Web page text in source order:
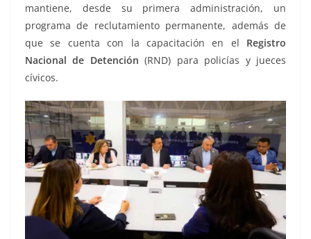
mantiene, desde su primera administración, un
programa de reclutamiento permanente, además de
que se cuenta con la capacitación en el Registro
Nacional de Detención (RND) para policías y jueces
cívicos.